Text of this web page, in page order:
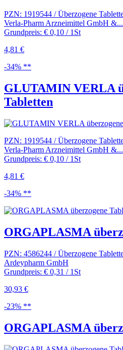
PZN: 1919544 / Überzogene
Verla-Pharm Arzneimittel GmbH &...
Grundpreis: € 0,10 / 1St
4,81 €
-34% **
GLUTAMIN VERLA
Tabletten
PZN: 1919544 / Überzogene
Verla-Pharm Arzneimittel GmbH &...
Grundpreis: € 0,10 / 1St
4,81 €
-34% **
ORGAPLASMA
PZN: 4586244 / Überzogene
Ardeypharm GmbH
Grundpreis: € 0,31 / 1St
30,93 €
-23% **
ORGAPLASMA